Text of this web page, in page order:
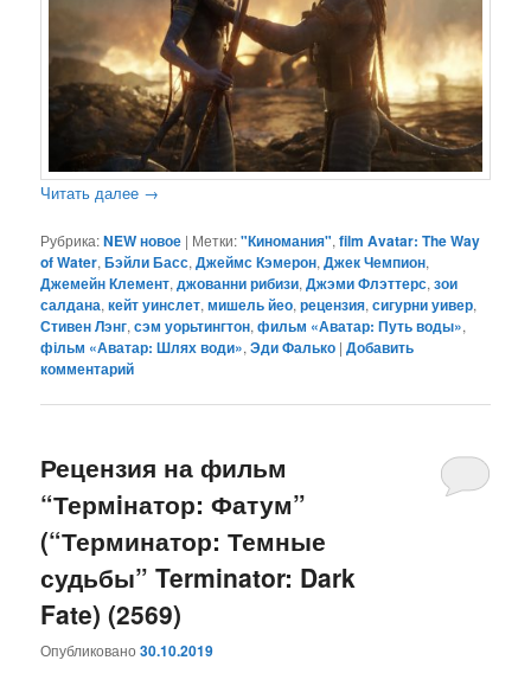
Читать далее →
Рубрика:NEW новое | Метки:"Киномания",film Avatar: The Way
of Water,Бэйли Басс,Джеймс Кэмерон,Джек Чемпион,
Джемейн Клемент,джованни рибизи,Джэми Флэттерс,зои
салдана,кейт уинслет,мишель йео,рецензия,сигурни уивер,
Стивен Лэнг,сэм уорьтингтон,фильм «Аватар: Путь воды»,
фільм «Аватар: Шлях води»,Эди Фалько |Добавить
комментарий
Рецензия на фильм
“Термiнатор: Фатум”
(“Терминатор: Темные
судьбы” Terminator: Dark
Fate) (2569)
Опубликовано30.10.2019